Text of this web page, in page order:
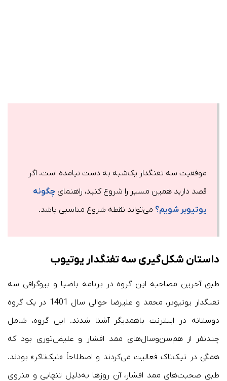
موفقیت سه تفنگدار یک‌شبه به دست نیامده است. اگر
قصد دارید همین مسیر را شروع کنید، راهنمای چگونه
یوتیوبر شویم؟ می‌تواند نقطه شروع مناسبی باشد.
داستان شکل‌گیری سه تفنگدار یوتیوب
طبق آخرین مصاحبه این گروه در برنامه باضیا و بیوگرافی سه
تفنگدار یوتیوبر، محمد و علیرضا حوالی سال 1401 در یک گروه
دوستانه در اینترنت باهمدیگر آشنا شدند. این گروه، شامل
چندنفر از هم‌سن‌و‌سال‌های ممد افشار و علیض‌توری بود که
همگی در تیک‌تاک فعالیت می‌کردند و اصطلاحاً «تیک‌تاکر» بودند.
طبق صحبت‌های ممد افشار، آن روزها به‌دلیل تنهایی و منزوی